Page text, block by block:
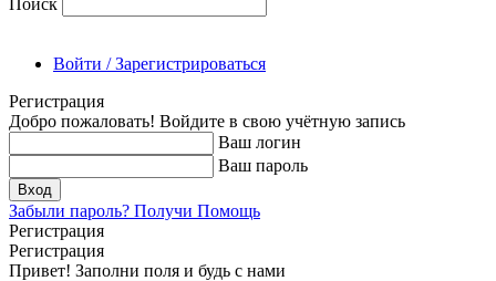
Поиск
Войти / Зарегистрироваться
Регистрация
Добро пожаловать! Войдите в свою учётную запись
Ваш логин
Ваш пароль
Забыли пароль? Получи Помощь
Регистрация
Регистрация
Привет! Заполни поля и будь с нами